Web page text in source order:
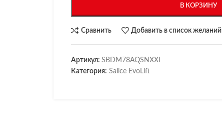
В КОРЗИНУ
Сравнить Добавить в список желаний
Артикул: SBDM78AQSNXXI
Категория: Salice EvoLift